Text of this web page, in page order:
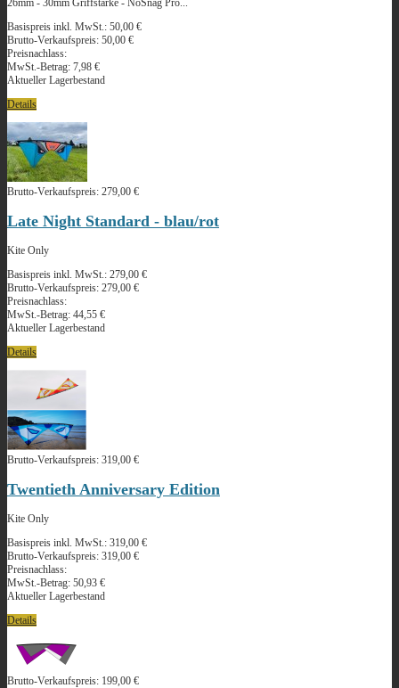
26mm - 30mm Griffstärke - NoSnag Pro...
Basispreis inkl. MwSt.: 50,00 €
Brutto-Verkaufspreis: 50,00 €
Preisnachlass:
MwSt.-Betrag: 7,98 €
Aktueller Lagerbestand
Details
Brutto-Verkaufspreis: 279,00 €
Late Night Standard - blau/rot
Kite Only
Basispreis inkl. MwSt.: 279,00 €
Brutto-Verkaufspreis: 279,00 €
Preisnachlass:
MwSt.-Betrag: 44,55 €
Aktueller Lagerbestand
Details
Brutto-Verkaufspreis: 319,00 €
Twentieth Anniversary Edition
Kite Only
Basispreis inkl. MwSt.: 319,00 €
Brutto-Verkaufspreis: 319,00 €
Preisnachlass:
MwSt.-Betrag: 50,93 €
Aktueller Lagerbestand
Details
Brutto-Verkaufspreis: 199,00 €